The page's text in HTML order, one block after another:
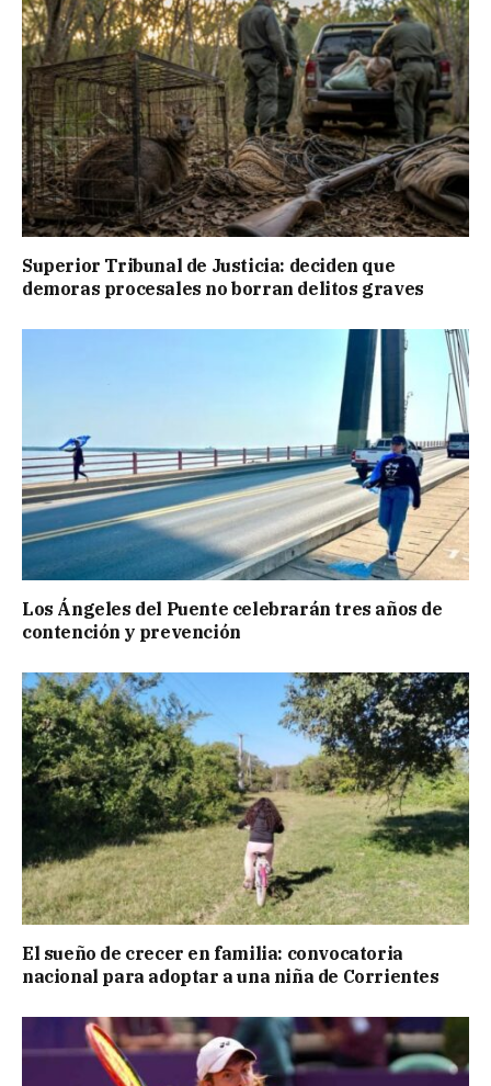
Superior Tribunal de Justicia: deciden que
demoras procesales no borran delitos graves
Los Ángeles del Puente celebrarán tres años de
contención y prevención
El sueño de crecer en familia: convocatoria
nacional para adoptar a una niña de Corrientes